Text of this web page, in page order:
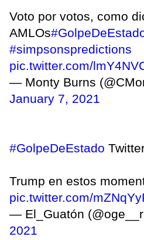
Voto por votos, como
AMLOs
#simpsonspredictions
pic.twitter.com/
— Monty Burns
January 7, 2021
#GolpeDeEstado
Trump en estos
pic.twitter.com/
— El_Guatón
2021